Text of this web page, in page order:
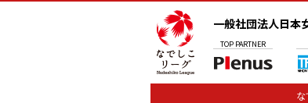
一般社団法人日本
TOP PARTNER